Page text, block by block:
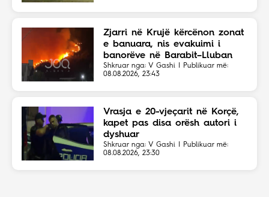
Zjarri në Krujë kërcënon zonat
e banuara, nis evakuimi i
banorëve në Barabit–Lluban
Shkruar nga: V Gashi | Publikuar më:
08.08.2026, 23:43
Vrasja e 20-vjeçarit në Korçë,
kapet pas disa orësh autori i
dyshuar
Shkruar nga: V Gashi | Publikuar më:
08.08.2026, 23:30